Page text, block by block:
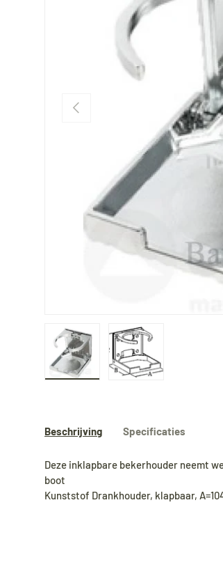
Vorige
Beschrijving Specificaties
Deze inklapbare bekerhouder neemt
boot
Kunststof Drankhouder, klapbaar,